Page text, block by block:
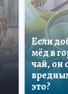
Если
мёд в
чай, он
это?